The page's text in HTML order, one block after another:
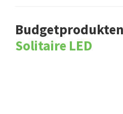
Solitaire LED